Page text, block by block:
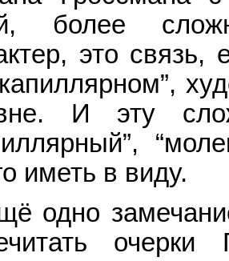
более
это связь,
И эту
иметь в виду.
одно